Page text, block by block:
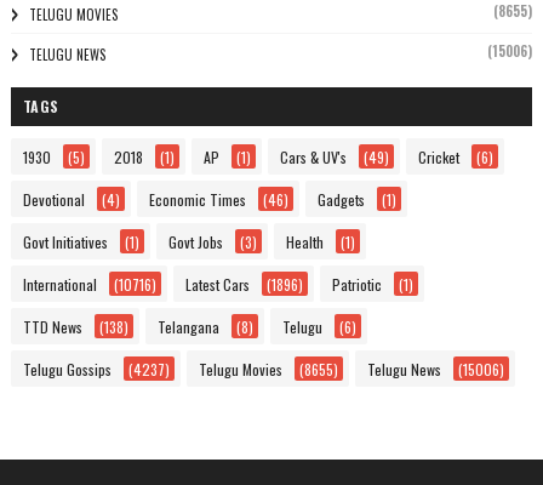
TELUGU MOVIES (8655)
TELUGU NEWS (15006)
TAGS
1930 (5) 2018 (1) AP (1) Cars & UV's (49) Cricket (6)
Devotional (4) Economic Times (46) Gadgets (1)
Govt Initiatives (1) Govt Jobs (3) Health (1)
International (10716) Latest Cars (1896) Patriotic (1)
TTD News (138) Telangana (8) Telugu (6)
Telugu Gossips (4237) Telugu Movies (8655) Telugu News (15006)